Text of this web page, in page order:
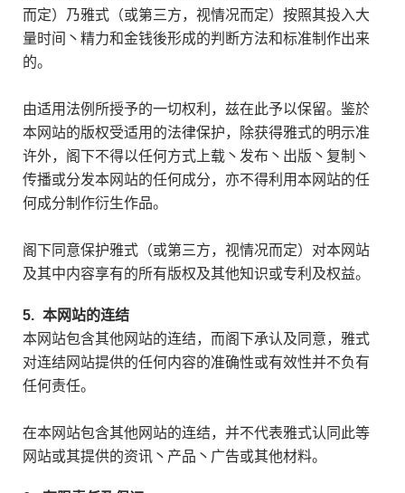
而定）乃雅式（或第三方，视情况而定）按照其投入大
量时间丶精力和金钱後形成的判断方法和标准制作出来
的。
由适用法例所授予的一切权利，兹在此予以保留。鉴於
本网站的版权受适用的法律保护，除获得雅式的明示准
许外，阁下不得以任何方式上载丶发布丶出版丶复制丶
传播或分发本网站的任何成分，亦不得利用本网站的任
何成分制作衍生作品。
阁下同意保护雅式（或第三方，视情况而定）对本网站
及其中内容享有的所有版权及其他知识或专利及权益。
5. 本网站的连结
本网站包含其他网站的连结，而阁下承认及同意，雅式
对连结网站提供的任何内容的准确性或有效性并不负有
任何责任。
在本网站包含其他网站的连结，并不代表雅式认同此等
网站或其提供的资讯丶产品丶广告或其他材料。